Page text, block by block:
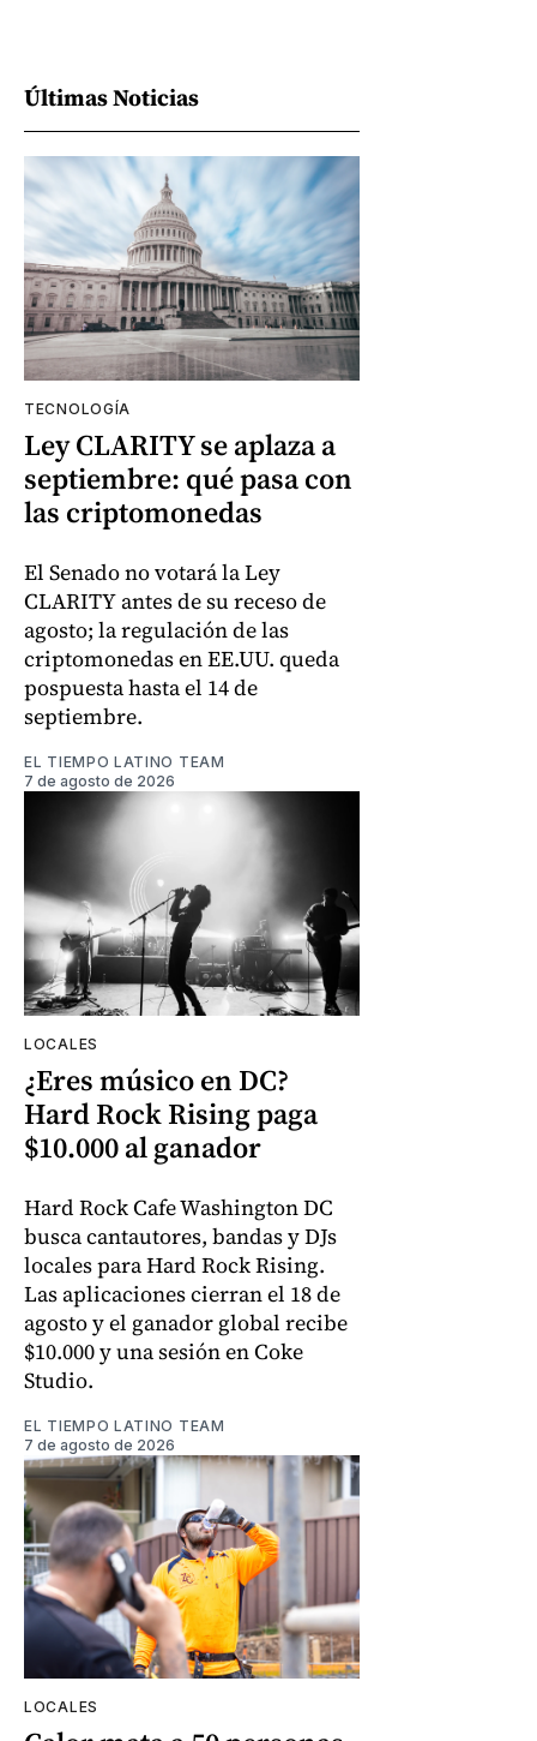
Últimas Noticias
TECNOLOGÍA
Ley CLARITY se aplaza a
septiembre: qué pasa con
las criptomonedas
El Senado no votará la Ley
CLARITY antes de su receso de
agosto; la regulación de las
criptomonedas en EE.UU. queda
pospuesta hasta el 14 de
septiembre.
EL TIEMPO LATINO TEAM
7 de agosto de 2026
LOCALES
¿Eres músico en DC?
Hard Rock Rising paga
$10.000 al ganador
Hard Rock Cafe Washington DC
busca cantautores, bandas y DJs
locales para Hard Rock Rising.
Las aplicaciones cierran el 18 de
agosto y el ganador global recibe
$10.000 y una sesión en Coke
Studio.
EL TIEMPO LATINO TEAM
7 de agosto de 2026
LOCALES